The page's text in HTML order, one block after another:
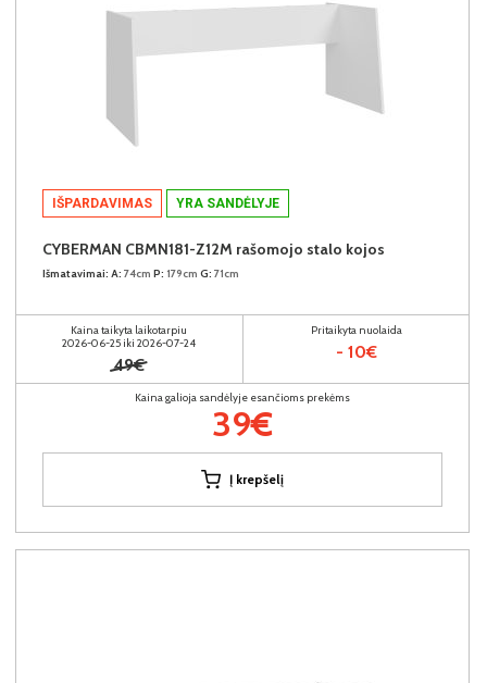
IŠPARDAVIMAS YRA SANDĖLYJE
CYBERMAN CBMN181-Z12M rašomojo stalo kojos
Išmatavimai: A: 74cm P: 179cm G: 71cm
Kaina taikyta laikotarpiu
2026-06-25 iki 2026-07-24
49€
Pritaikyta nuolaida
- 10€
Kaina galioja sandėlyje esančioms prekėms
39€
Į krepšelį